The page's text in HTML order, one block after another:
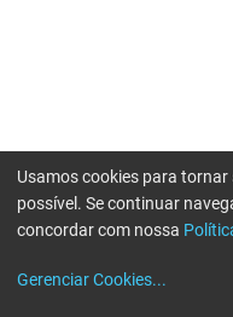
Usamos cookies para tornar
possível. Se continuar
concordar com nossa
Gerenciar Cookies...
Erro ao enviar